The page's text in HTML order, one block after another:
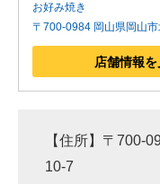
お好み焼き
〒700-0984 岡山県岡山市
店舗情報
【住所】〒700-
10-7